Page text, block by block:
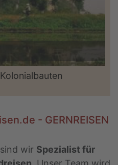
- GERNREISEN
wir Spezialist für